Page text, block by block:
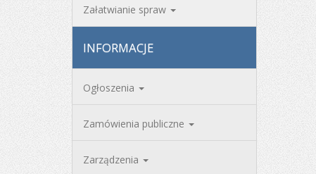
Załatwianie spraw
INFORMACJE
Ogłoszenia
Zamówienia publiczne
Zarządzenia